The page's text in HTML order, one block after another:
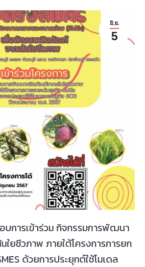
มิ.ย.
5
บการเข้าร่วม กิจกรรมการพัฒนา
ยชีวภาพ ภายใต้โครงการการยก
ด้วยการประยุกต์ใช้โมเดล